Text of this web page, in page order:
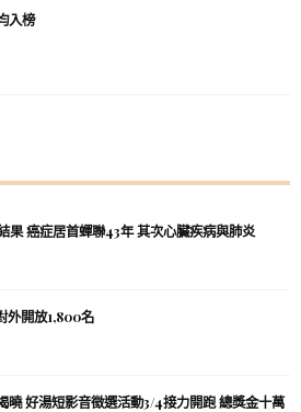
入榜
果 癌症居首蟬聯43年 其次心臟疾病與肺炎
外開放1,800名
曉 好湯短影音徵選活動3/4接力開跑 總獎金十萬